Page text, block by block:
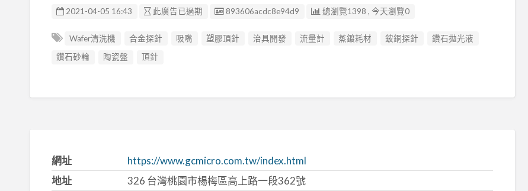
2021-04-05 16:43 此廣告已過期 廣告编號
893606acdc8e94d9 總瀏覽1398 , 今天瀏覽0
Wafer清洗機 合金探針 吸嘴 塑膠頂針 治具開發 流量計 蒸鍍耗材 鈹銅探針
鑽石拋光液
鑽石砂輪
陶瓷盤 頂針
網址
https://www.gcmicro.com.tw/index.html
地址
326 台灣桃園市楊梅區高上路一段362號